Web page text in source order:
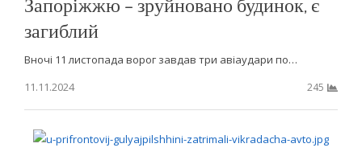
загиблий
Вночі 11 листопада ворог завдав три авіаудари по…
11.11.2024
245